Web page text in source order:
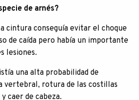
de arnés?
cintura conseguía evitar el choque
de caída pero había un importante
lesiones.
una alta probabilidad de
vertebral, rotura de las costillas
caer de cabeza.